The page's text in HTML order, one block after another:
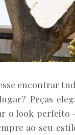
encontrar
Peças
o look perfeito
ao seu